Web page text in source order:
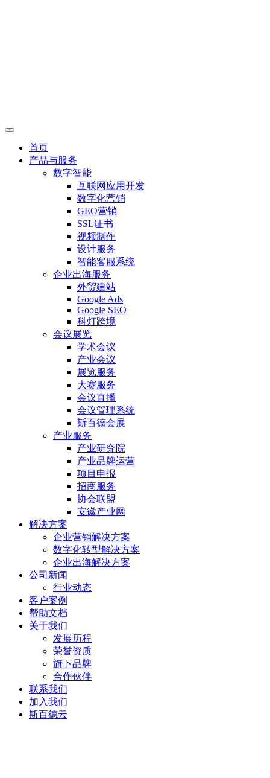
首页
产品与服务
数字智能
互联网应用开发
数字化营销
GEO营销
SSL证书
视频制作
设计服务
智能客服系统
企业出海服务
外贸建站
Google Ads
Google SEO
科灯跨境
会议展览
学术会议
产业会议
展览服务
大赛服务
会议直播
会议管理系统
斯百德会展
产业服务
产业研究院
产业品牌运营
项目申报
招商服务
协会联盟
安徽产业网
解决方案
企业营销解决方案
数字化转型解决方案
企业出海解决方案
公司新闻
行业动态
客户案例
帮助文档
关于我们
发展历程
荣誉资质
旗下品牌
合作伙伴
联系我们
加入我们
斯百德云